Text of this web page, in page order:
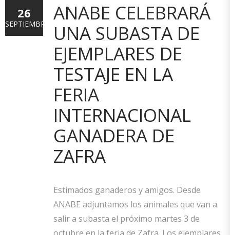
ANABE CELEBRARÁ
UNA SUBASTA DE
EJEMPLARES DE
TESTAJE EN LA
FERIA
INTERNACIONAL
GANADERA DE
ZAFRA
Estimados ganaderos y amigos. Desde
ANABE adjuntamos los animales que van a
salir a subasta el próximo martes 3 de
26
SEPTIEMBRE